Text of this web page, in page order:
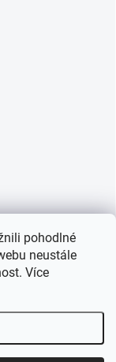
pohodlné
neustále
Více